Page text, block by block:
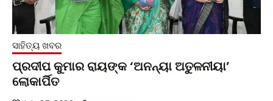
ସାହିତ୍ୟ ଖବର
ପ୍ରଦୀପ କୁମାର ରାୟଙ୍କ ‘ଅନନ୍ୟା ଅତୁଳନୀୟା’
ଲୋକାର୍ପିତ